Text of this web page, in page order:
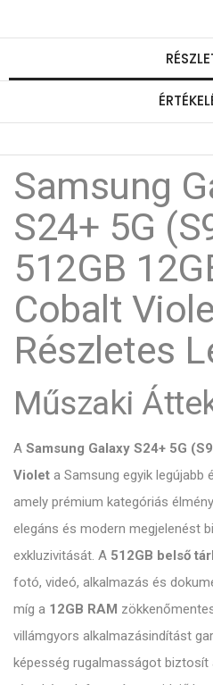
Samsung
S24+ 5G
512GB
Cobalt
Részletes
Műszaki
A Samsung Galaxy S24+ 5G
Violet a Samsung egyik
amely prémium kategóriás
elegáns és modern megjelenést
exkluzivitását. A 512GB belső
fotó, videó, alkalmazás és
míg a 12GB RAM
villámgyors alkalmazásindítást
képesség rugalmasságot biztosít